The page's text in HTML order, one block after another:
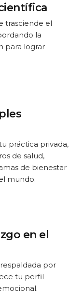
trasciende el
la
para lograr
práctica privada,
de salud,
de bienestar
mundo.
en el
por
tu perfil